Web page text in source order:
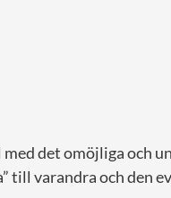
det omöjliga och
till varandra och den